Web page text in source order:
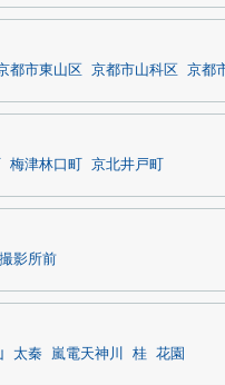
都市東山区 京都市山科区 京都
梅津林口町 京北井戸町
撮影所前
太秦 嵐電天神川 桂 花園